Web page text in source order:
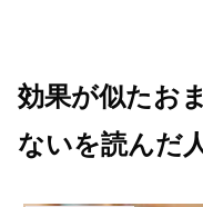
効果が似たお
ないを読んだ